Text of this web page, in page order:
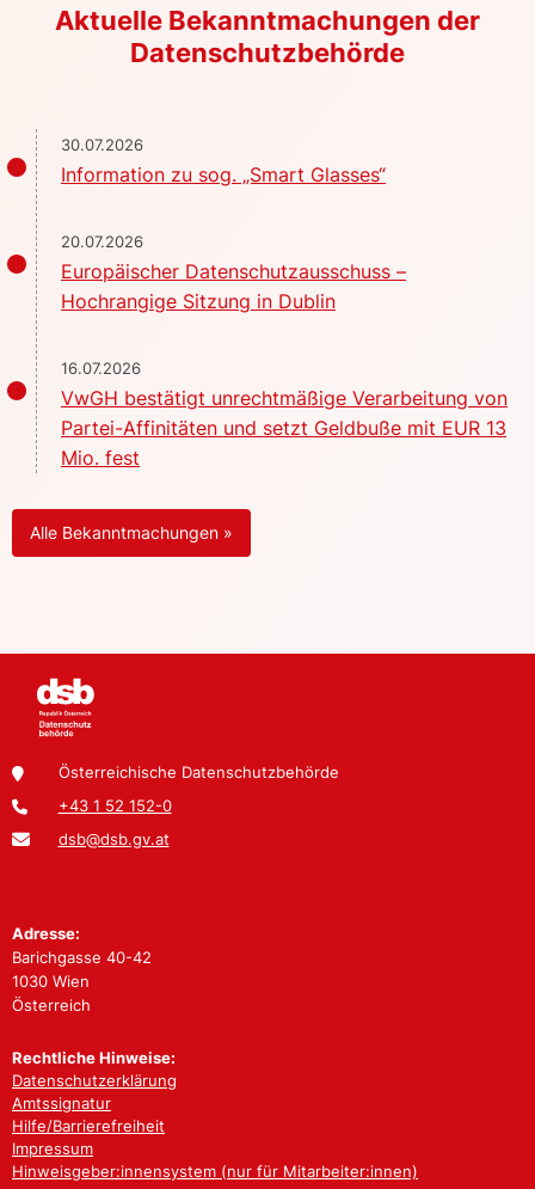
Aktuelle Bekanntmachungen der
Datenschutzbehörde
30.07.2026
Information zu sog. „Smart Glasses“
20.07.2026
Europäischer Datenschutzausschuss –
Hochrangige Sitzung in Dublin
16.07.2026
VwGH bestätigt unrechtmäßige Verarbeitung von
Partei-Affinitäten und setzt Geldbuße mit EUR 13
Mio. fest
Alle Bekanntmachungen »
Österreichische Datenschutzbehörde
+43 1 52 152-0
dsb@dsb.gv.at
Adresse:
Barichgasse 40-42
1030 Wien
Österreich
Rechtliche Hinweise:
Datenschutzerklärung
Amtssignatur
Hilfe/Barrierefreiheit
Impressum
Hinweisgeber:innensystem (nur für Mitarbeiter:innen)